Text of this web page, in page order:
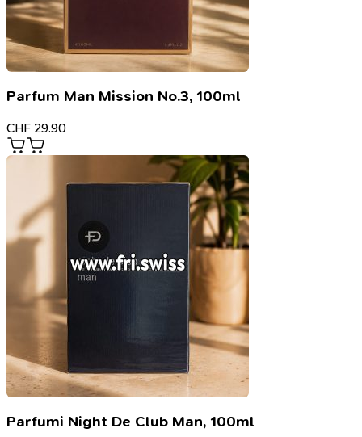
Parfum Man Mission No.3, 100ml
CHF 29.90
Parfumi Night De Club Man, 100ml